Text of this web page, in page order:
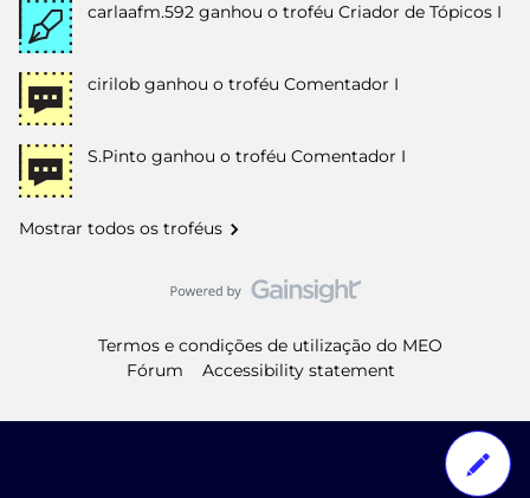
carlaafm.592 ganhou o troféu Criador de Tópicos I
cirilob ganhou o troféu Comentador I
S.Pinto ganhou o troféu Comentador I
Mostrar todos os troféus
Termos e condições de utilização do MEO
Fórum
Accessibility statement